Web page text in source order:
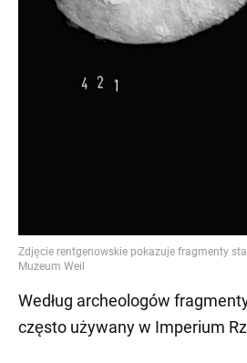
Według archeologów
często używany w Imperium